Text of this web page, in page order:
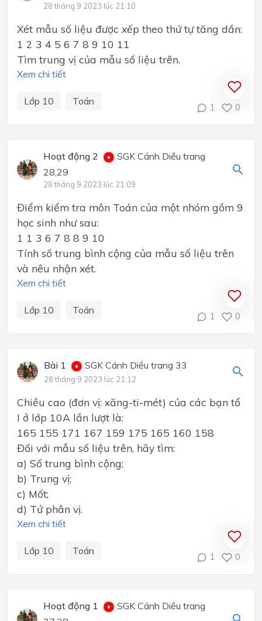
28 tháng 9 2023 lúc 21:10
Xét mẫu số liệu được xếp theo thứ tự tăng dần:
1 2 3 4 5 6 7 8 9 10 11
Tìm trung vị của mẫu số liệu trên.
Xem chi tiết
Lớp 10 Toán
1 0
Hoạt động 2
SGK Cánh Diều trang
28,29
28 tháng 9 2023 lúc 21:09
Điểm kiểm tra môn Toán của một nhóm gồm 9
học sinh như sau:
1 1 3 6 7 8 8 9 10
Tính số trung bình cộng của mẫu số liệu trên
và nêu nhận xét.
Xem chi tiết
Lớp 10 Toán
1 0
Bài 1 SGK Cánh Diều trang 33
28 tháng 9 2023 lúc 21:12
Chiều cao (đơn vị: xăng-ti-mét) của các bạn tổ
I ở lớp 10A lần lượt là:
165 155 171 167 159 175 165 160 158
Đối với mẫu số liệu trên, hãy tìm:
a) Số trung bình cộng;
b) Trung vị;
c) Mốt;
d) Tứ phân vị.
Xem chi tiết
Lớp 10 Toán
1 0
Hoạt động 1
SGK Cánh Diều trang